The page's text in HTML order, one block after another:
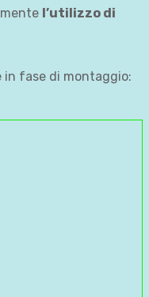
l’utilizzo di
fase di montaggio: